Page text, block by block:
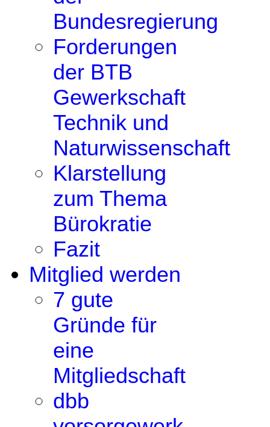
Bundesregierung
Forderungen
der BTB
Gewerkschaft
Technik und
Naturwissenschaft
Klarstellung
zum Thema
Bürokratie
Fazit
Mitglied werden
7 gute
Gründe für
eine
Mitgliedschaft
dbb